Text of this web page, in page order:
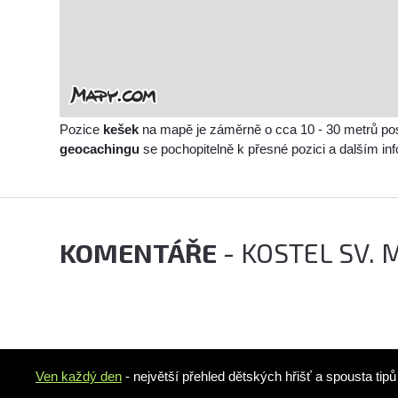
Pozice kešek na mapě je záměrně o cca 10 - 30 metrů
geocachingu se pochopitelně k přesné pozici a dalším
KOMENTÁŘE - KOSTEL SV.
Ven každý den - největší přehled dětských hřišť a spousta